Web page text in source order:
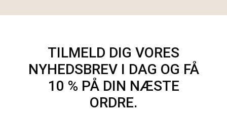
TILMELD DIG VORES
NYHEDSBREV I DAG OG FÅ
10 % PÅ DIN NÆSTE
ORDRE.